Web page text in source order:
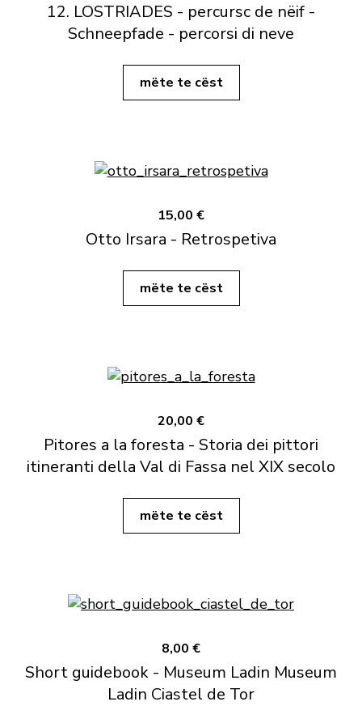
12. LOSTRIADES - percursc de nëif -
Schneepfade - percorsi di neve
mëte te cëst
15,00 €
Otto Irsara - Retrospetiva
mëte te cëst
20,00 €
Pitores a la foresta - Storia dei pittori
itineranti della Val di Fassa nel XIX secolo
mëte te cëst
8,00 €
Short guidebook - Museum Ladin Museum
Ladin Ciastel de Tor